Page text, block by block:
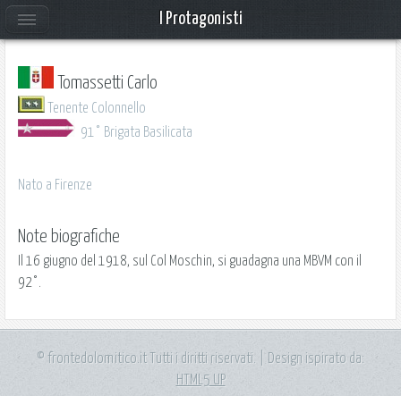
Tomassetti Carlo
Tenente Colonnello
91° Brigata Basilicata
Nato a Firenze
Note biografiche
Il 16 giugno del 1918, sul Col Moschin, si guadagna una MBVM con il
92°.
© frontedolomitico.it Tutti i diritti riservati. | Design ispirato da:
HTML5 UP
I Protagonisti